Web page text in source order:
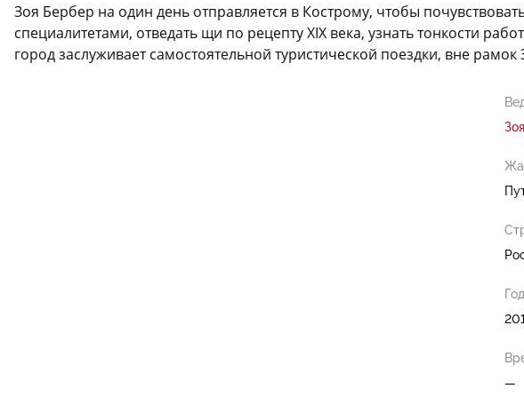
Зоя Бербер на один день отправляется в Кострому, чтобы
специалитетами, отведать щи по рецепту XIX века, узнать тонкости
город заслуживает самостоятельной туристической поездки, вне
—